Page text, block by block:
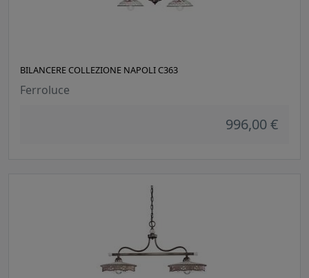
BILANCERE COLLEZIONE NAPOLI C363
Ferroluce
996,00 €